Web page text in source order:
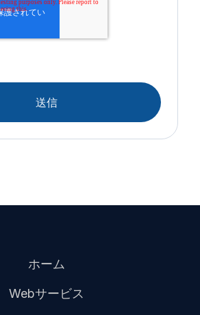
送信
ホーム
Webサービス